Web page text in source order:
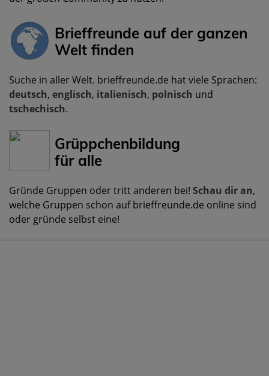
Brieffreunde auf der ganzen
Welt finden
Suche in aller Welt. brieffreunde.de hat viele Sprachen:
deutsch, englisch, italienisch, polnisch und
tschechisch.
Grüppchenbildung
für alle
Gründe Gruppen oder tritt anderen bei! Schau dir an,
welche Gruppen schon auf brieffreunde.de online sind
oder gründe selbst eine!